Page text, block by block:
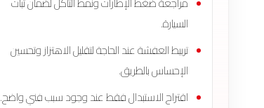
السيارة.
تربيط العفشة عند الحاجة لتقليل الاهتزاز وتحسين
الإحساس بالطريق.
اقتراح الاستبدال فقط عند وجود سبب فني واضح.